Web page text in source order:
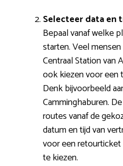
Selecteer data en
Bepaal vanaf welke
starten. Veel
Centraal Station van
ook kiezen voor een
Denk bijvoorbeeld
Camminghaburen.
routes vanaf de
datum en tijd van
voor een
te kiezen.